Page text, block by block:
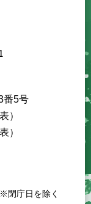
番5号
）
）
閉庁日を除く